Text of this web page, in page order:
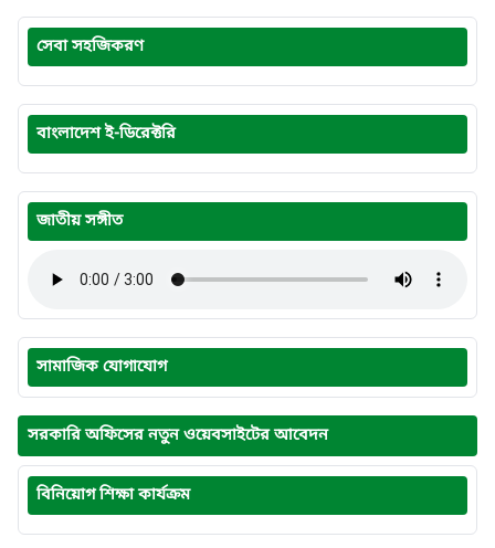
সেবা সহজিকরণ
বাংলাদেশ ই-ডিরেক্টরি
জাতীয় সঙ্গীত
সামাজিক যোগাযোগ
সরকারি অফিসের নতুন ওয়েবসাইটের আবেদন
বিনিয়োগ শিক্ষা কার্যক্রম